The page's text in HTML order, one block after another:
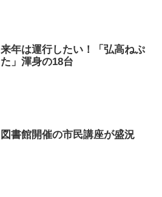
来年は運行したい！「弘高ねぷ
た」渾身の18台
図書館開催の市民講座が盛況